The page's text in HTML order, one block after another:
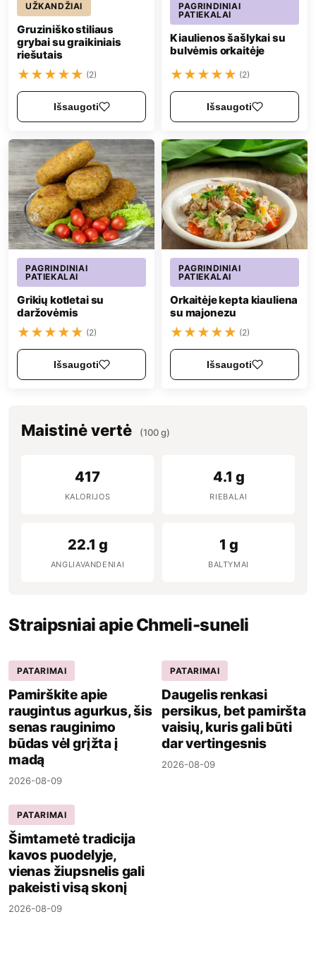
UŽKANDŽIAI
Gruziniško stiliaus
grybai su graikiniais
riešutais
★★★★★ (2)
Išsaugoti
PAGRINDINIAI
PATIEKALAI
Kiaulienos šašlykai su
bulvėmis orkaitėje
★★★★★ (2)
Išsaugoti
PAGRINDINIAI
PATIEKALAI
Grikių kotletai su
daržovėmis
★★★★★ (2)
Išsaugoti
PAGRINDINIAI
PATIEKALAI
Orkaitėje kepta kiauliena
su majonezu
★★★★★ (2)
Išsaugoti
Maistinė vertė (100 g)
417
KALORIJOS
4.1 g
RIEBALAI
22.1 g
ANGLIAVANDENIAI
1 g
BALTYMAI
Straipsniai apie Chmeli-suneli
PATARIMAI
Pamirškite apie
raugintus agurkus, šis
senas rauginimo
būdas vėl grįžta į
madą
2026-08-09
PATARIMAI
Daugelis renkasi
persikus, bet pamiršta
vaisių, kuris gali būti
dar vertingesnis
2026-08-09
PATARIMAI
Šimtametė tradicija
kavos puodelyje,
vienas žiupsnelis gali
pakeisti visą skonį
2026-08-09